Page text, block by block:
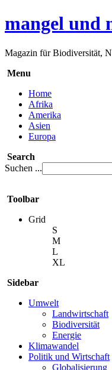
mangel und
Magazin für Biodiversität,
Menu
Home
Afrika
Amerika
Asien
Europa
Search
Suchen ...
Toolbar
Grid
S
M
L
XL
Sidebar
Umwelt
Landwirtschaft
Biodiversität
Energie
Klimawandel
Politik und Wirtschaft
Globalisierung